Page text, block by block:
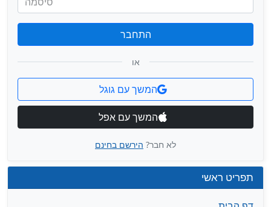
התחבר
או
המשך עם גוגל
המשך עם אפל
לא חבר?הירשם בחינם
תפריט ראשי